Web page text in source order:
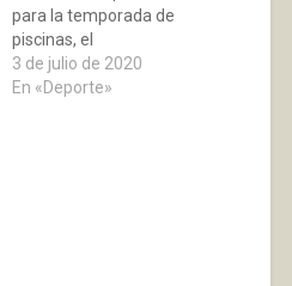
para la temporada de
piscinas, el
Ayuntamiento se
reservaba la posibilidad
3 de julio de 2020
En «Deporte»